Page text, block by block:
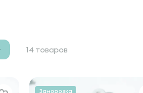
14 товаров
Заморозка